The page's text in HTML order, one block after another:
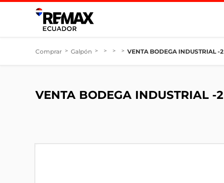
Comprar > Galpón > > > > VENTA BODEGA INDUSTRIAL -2
VENTA BODEGA INDUSTRIAL -2